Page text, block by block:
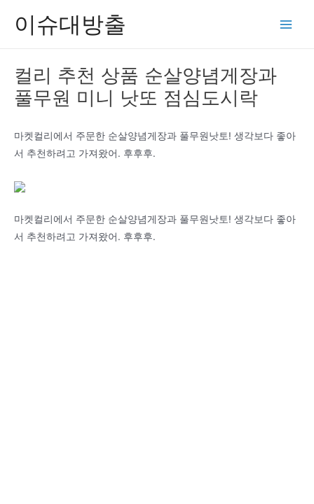
이슈대방출
컬리 추천 상품 순살양념게장과
풀무원 미니 낫또 점심도시락
마켓컬리에서 주문한 순살양념게장과 풀무원낫토! 생각보다 좋아
서 추천하려고 가져왔어. 후후후.
마켓컬리에서 주문한 순살양념게장과 풀무원낫토! 생각보다 좋아
서 추천하려고 가져왔어. 후후후.